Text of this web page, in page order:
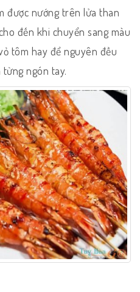
được nướng trên lửa than
đến khi chuyển sang màu
tôm hay để nguyên đều
ngón tay.